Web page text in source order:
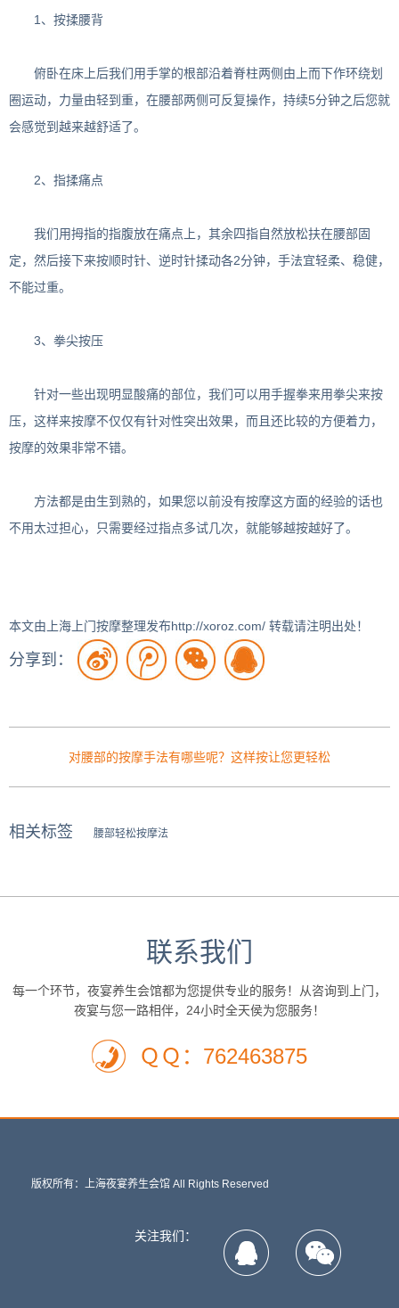
1、按揉腰背
俯卧在床上后我们用手掌的根部沿着脊柱两侧由上而下作环绕划
圈运动，力量由轻到重，在腰部两侧可反复操作，持续5分钟之后您就
会感觉到越来越舒适了。
2、指揉痛点
我们用拇指的指腹放在痛点上，其余四指自然放松扶在腰部固
定，然后接下来按顺时针、逆时针揉动各2分钟，手法宜轻柔、稳健，
不能过重。
3、拳尖按压
针对一些出现明显酸痛的部位，我们可以用手握拳来用拳尖来按
压，这样来按摩不仅仅有针对性突出效果，而且还比较的方便着力，
按摩的效果非常不错。
方法都是由生到熟的，如果您以前没有按摩这方面的经验的话也
不用太过担心，只需要经过指点多试几次，就能够越按越好了。
本文由上海上门按摩整理发布http://xoroz.com/ 转载请注明出处！
分享到：
对腰部的按摩手法有哪些呢？这样按让您更轻松
相关标签 腰部轻松按摩法
联系我们
每一个环节，夜宴养生会馆都为您提供专业的服务！从咨询到上门，
夜宴与您一路相伴，24小时全天侯为您服务！
ＱＱ：762463875
版权所有：上海夜宴养生会馆 All Rights Reserved
关注我们：